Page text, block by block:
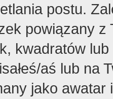
postu.
powiązany z
kwadratów
aś lub na
jako